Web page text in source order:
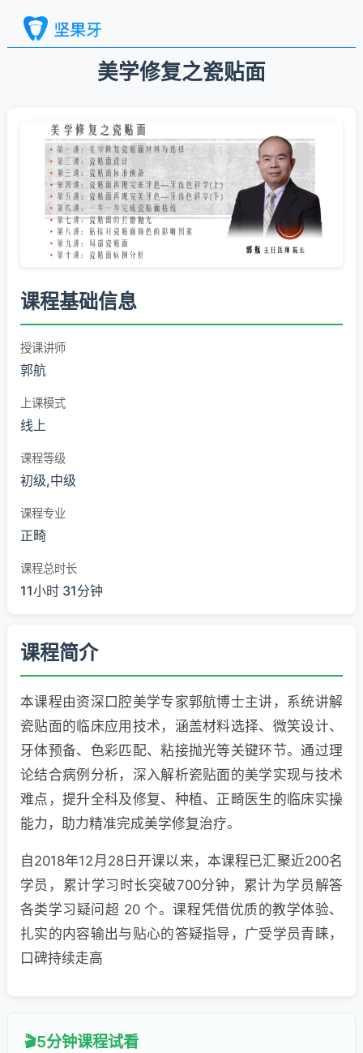
美学修复之瓷贴面
课程基础信息
授课讲师
郭航
上课模式
线上
课程等级
初级,中级
课程专业
正畸
课程总时长
11小时 31分钟
课程简介
本课程由资深口腔美学专家郭航博士主讲，系统讲解
瓷贴面的临床应用技术，涵盖材料选择、微笑设计、
牙体预备、色彩匹配、粘接抛光等关键环节。通过理
论结合病例分析，深入解析瓷贴面的美学实现与技术
难点，提升全科及修复、种植、正畸医生的临床实操
能力，助力精准完成美学修复治疗。
自2018年12月28日开课以来，本课程已汇聚近200名
学员，累计学习时长突破700分钟，累计为学员解答
各类学习疑问超 20 个。课程凭借优质的教学体验、
扎实的内容输出与贴心的答疑指导，广受学员青睐，
口碑持续走高
5分钟课程试看